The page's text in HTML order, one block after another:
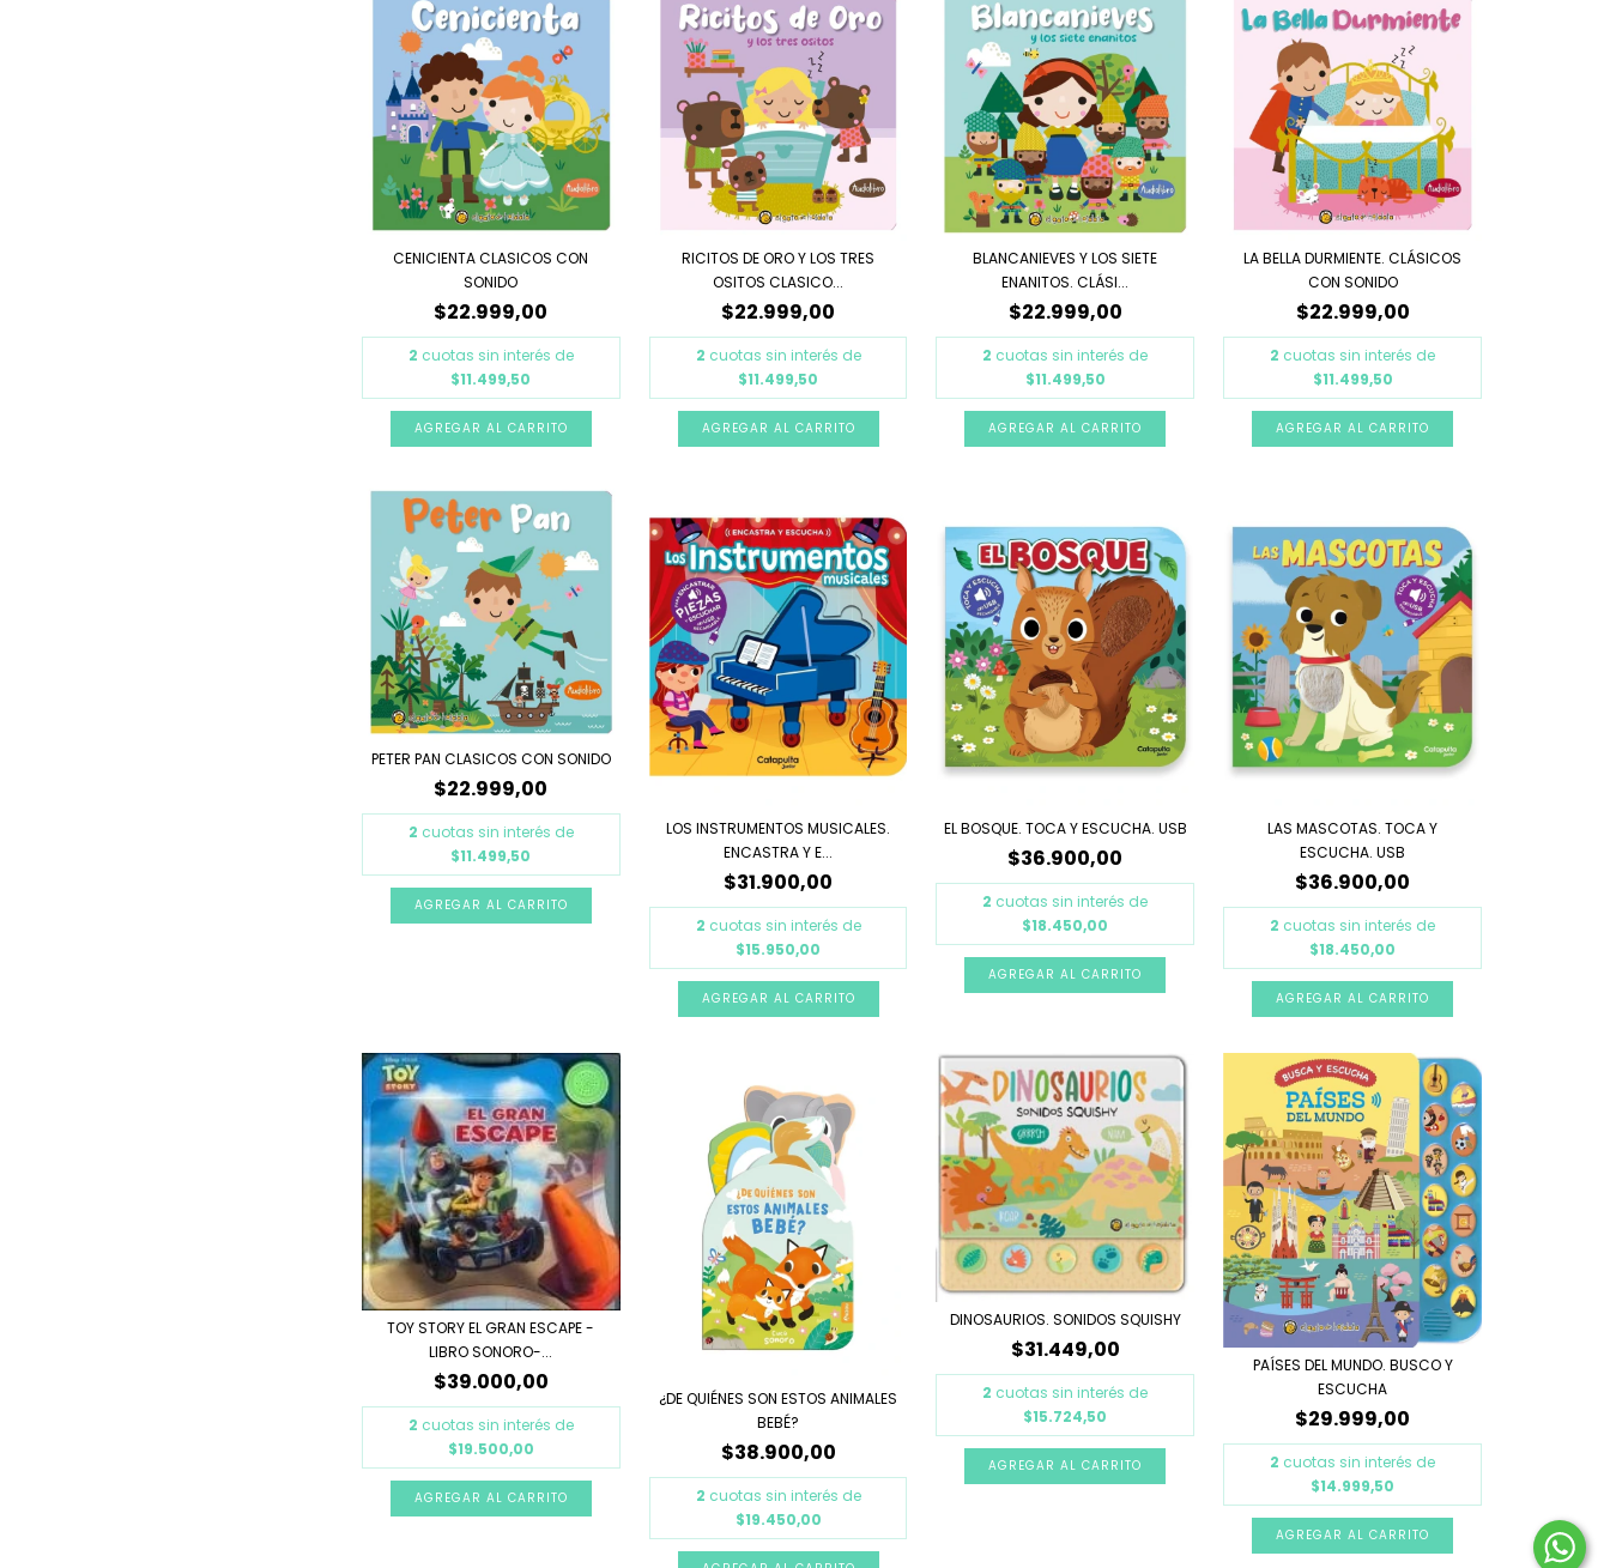
CENICIENTA CLASICOS CON
SONIDO
$22.999,00
2 cuotas sin interés de
$11.499,50
RICITOS DE ORO Y LOS TRES
OSITOS CLASICO...
$22.999,00
2 cuotas sin interés de
$11.499,50
BLANCANIEVES Y LOS SIETE
ENANITOS. CLÁSI...
$22.999,00
2 cuotas sin interés de
$11.499,50
LA BELLA DURMIENTE. CLÁSICOS
CON SONIDO
$22.999,00
2 cuotas sin interés de
$11.499,50
PETER PAN CLASICOS CON SONIDO
$22.999,00
2 cuotas sin interés de
$11.499,50
LOS INSTRUMENTOS MUSICALES.
ENCASTRA Y E...
$31.900,00
2 cuotas sin interés de
$15.950,00
EL BOSQUE. TOCA Y ESCUCHA. USB
$36.900,00
2 cuotas sin interés de
$18.450,00
LAS MASCOTAS. TOCA Y
ESCUCHA. USB
$36.900,00
2 cuotas sin interés de
$18.450,00
TOY STORY EL GRAN ESCAPE -
LIBRO SONORO-...
$39.000,00
2 cuotas sin interés de
$19.500,00
¿DE QUIÉNES SON ESTOS ANIMALES
BEBÉ?
$38.900,00
2 cuotas sin interés de
$19.450,00
DINOSAURIOS. SONIDOS SQUISHY
$31.449,00
2 cuotas sin interés de
$15.724,50
PAÍSES DEL MUNDO. BUSCO Y
ESCUCHA
$29.999,00
2 cuotas sin interés de
$14.999,50